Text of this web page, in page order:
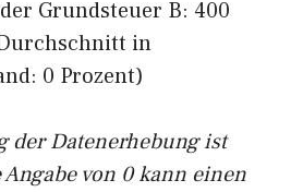
Grundsteuer B: 400
in
0 Prozent)
der Datenerhebung ist
von 0 kann einen